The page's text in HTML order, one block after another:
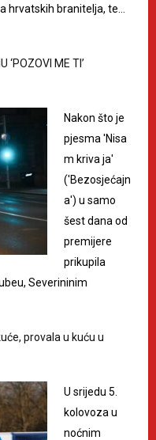
hrvatskih branitelja, te…
‘POZOVI ME TI’
Nakon što je
pjesma 'Nisa
m kriva ja'
('Bezosjećajn
a') u samo
šest dana od
premijere
prikupila
Severininim
provala u kuću u
U srijedu 5.
kolovoza u
noćnim